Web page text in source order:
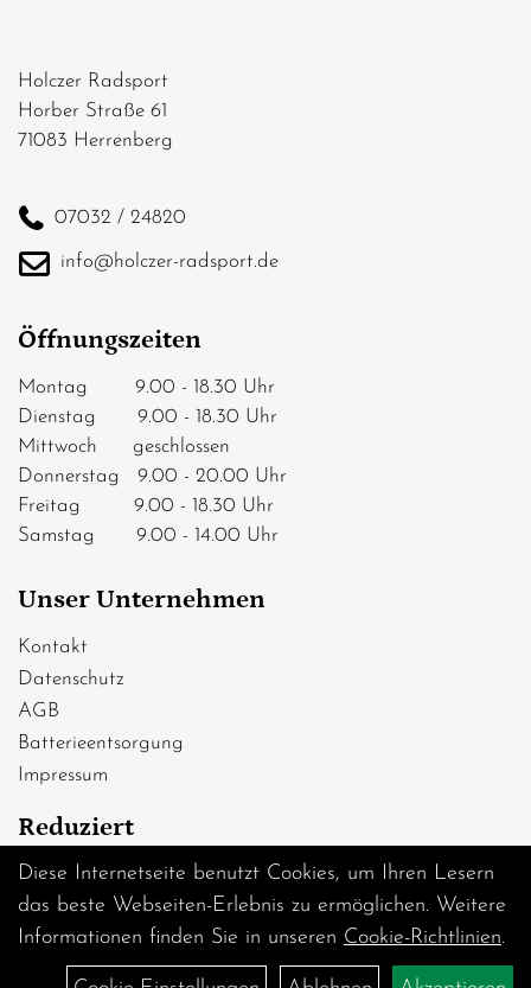
Holczer Radsport
Horber Straße 61
71083 Herrenberg
07032 / 24820
info@holczer-radsport.de
Öffnungszeiten
Montag 9.00 - 18.30 Uhr
Dienstag 9.00 - 18.30 Uhr
Mittwoch geschlossen
Donnerstag 9.00 - 20.00 Uhr
Freitag 9.00 - 18.30 Uhr
Samstag 9.00 - 14.00 Uhr
Unser Unternehmen
Kontakt
Datenschutz
AGB
Batterieentsorgung
Impressum
Reduziert
Abverkauf Fahrräder
Diese Internetseite benutzt Cookies, um Ihren Lesern
das beste Webseiten-Erlebnis zu ermöglichen. Weitere
Informationen finden Sie in unseren Cookie-Richtlinien.